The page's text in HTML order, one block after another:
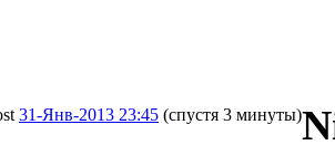
31-Янв-2013 23:45 (спустя 3 минуты)